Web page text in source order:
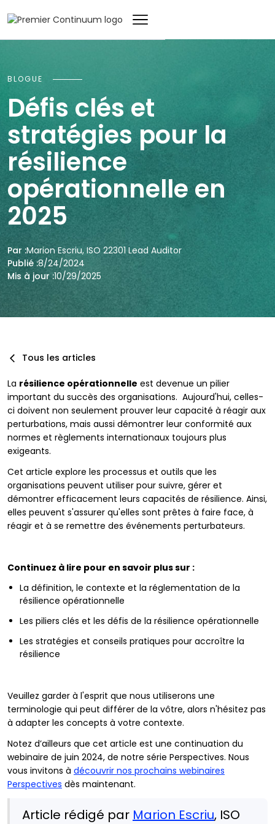
BLOGUE
Défis clés et
stratégies pour la
résilience
opérationnelle en
2025
Par :Marion Escriu, ISO 22301 Lead Auditor
Publié :8/24/2024
Mis à jour :10/29/2025
Tous les articles
La résilience opérationnelle est devenue un pilier
important du succès des organisations. Aujourd'hui, celles-
ci doivent non seulement prouver leur capacité à réagir aux
perturbations, mais aussi démontrer leur conformité aux
normes et règlements internationaux toujours plus
exigeants.
Cet article explore les processus et outils que les
organisations peuvent utiliser pour suivre, gérer et
démontrer efficacement leurs capacités de résilience. Ainsi,
elles peuvent s'assurer qu'elles sont prêtes à faire face, à
réagir et à se remettre des événements perturbateurs.
Continuez à lire pour en savoir plus sur :
La définition, le contexte et la réglementation de la
résilience opérationnelle
Les piliers clés et les défis de la résilience opérationnelle
Les stratégies et conseils pratiques pour accroître la
résilience
Veuillez garder à l'esprit que nous utiliserons une
terminologie qui peut différer de la vôtre, alors n'hésitez pas
à adapter les concepts à votre contexte.
Notez d’ailleurs que cet article est une continuation du
webinaire de juin 2024, de notre série Perspectives. Nous
vous invitons à découvrir nos prochains webinaires
Perspectives dès maintenant.
Article rédigé par Marion Escriu, ISO